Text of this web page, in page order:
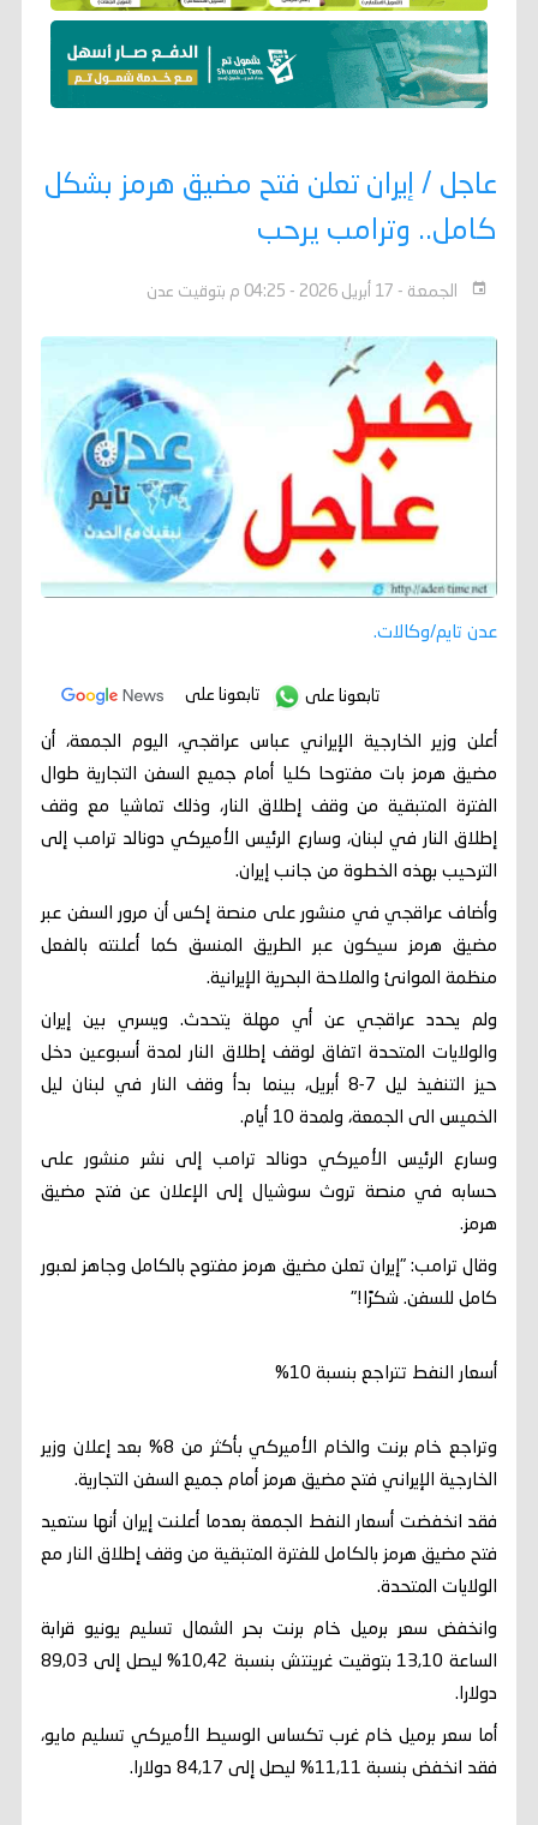
عاجل / إيران تعلن فتح مضيق هرمز بشكل
كامل.. وترامب يرحب
الجمعة - 17 أبريل 2026 - 04:25 م بتوقيت عدن
عدن تايم/وكالات.
تابعونا على تابعونا على
أعلن وزير الخارجية الإيراني عباس عراقجي، اليوم الجمعة، أن
مضيق هرمز بات مفتوحا كليا أمام جميع السفن التجارية طوال
الفترة المتبقية من وقف إطلاق النار، وذلك تماشيا مع وقف
إطلاق النار في لبنان، وسارع الرئيس الأميركي دونالد ترامب إلى
الترحيب بهذه الخطوة من جانب إيران.
وأضاف عراقجي في منشور على منصة إكس أن مرور السفن عبر
مضيق هرمز سيكون عبر الطريق المنسق كما أعلنته بالفعل
منظمة الموانئ والملاحة البحرية الإيرانية.
ولم يحدد عراقجي عن أي مهلة يتحدث. ويسري بين إيران
والولايات المتحدة اتفاق لوقف إطلاق النار لمدة أسبوعين دخل
حيز التنفيذ ليل 7-8 أبريل، بينما بدأ وقف النار في لبنان ليل
الخميس الى الجمعة، ولمدة 10 أيام.
وسارع الرئيس الأميركي دونالد ترامب إلى نشر منشور على
حسابه في منصة تروث سوشيال إلى الإعلان عن فتح مضيق
هرمز.
وقال ترامب: "إيران تعلن مضيق هرمز مفتوح بالكامل وجاهز لعبور
كامل للسفن. شكرًا!"
أسعار النفط تتراجع بنسبة 10%
وتراجع خام برنت والخام الأميركي بأكثر من 8% بعد إعلان وزير
الخارجية الإيراني فتح مضيق هرمز أمام جميع السفن التجارية.
فقد انخفضت أسعار النفط الجمعة بعدما أعلنت إيران أنها ستعيد
فتح مضيق هرمز بالكامل للفترة المتبقية من وقف إطلاق النار مع
الولايات المتحدة.
وانخفض سعر برميل خام برنت بحر الشمال تسليم يونيو قرابة
الساعة 13,10 بتوقيت غرينتش بنسبة 10,42% ليصل إلى 89,03
دولارا.
أما سعر برميل خام غرب تكساس الوسيط الأميركي تسليم مايو،
فقد انخفض بنسبة 11,11% ليصل إلى 84,17 دولارا.